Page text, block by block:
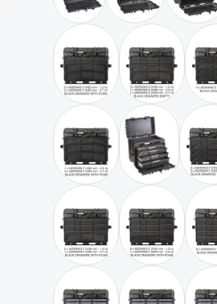
schwarz / mit 2 xschwarz /
schwarz / mit 1 xschwarz / mit
schwarz / mit 5 xschwarz /